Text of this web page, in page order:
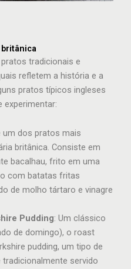
tradicionais e
refletem a história e a
pratos típicos ingleses
experimentar:
um dos pratos mais
britânica. Consiste em
bacalhau, frito em uma
com batatas fritas
de molho tártaro e vinagre
Pudding: Um clássico
de domingo), o roast
pudding, um tipo de
servido